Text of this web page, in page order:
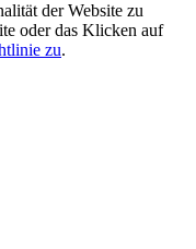
der Website zu
oder das Klicken auf
zu.